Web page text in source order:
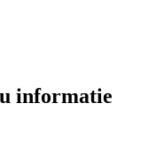
informatie